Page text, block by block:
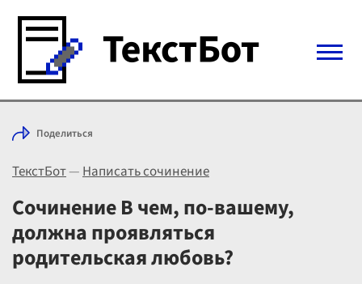
Войти с Telegram
Выбрать режим
Цены
Поделиться
ТекстБот—Написать сочинение
Сочинение В чем, по-вашему,
должна проявляться
родительская любовь?